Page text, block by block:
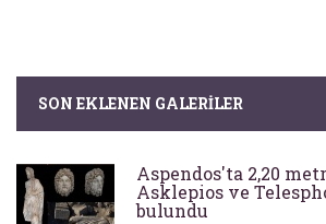
SON EKLENEN GALERILER
Aspendos'ta 2,20
Asklepios ve
bulundu